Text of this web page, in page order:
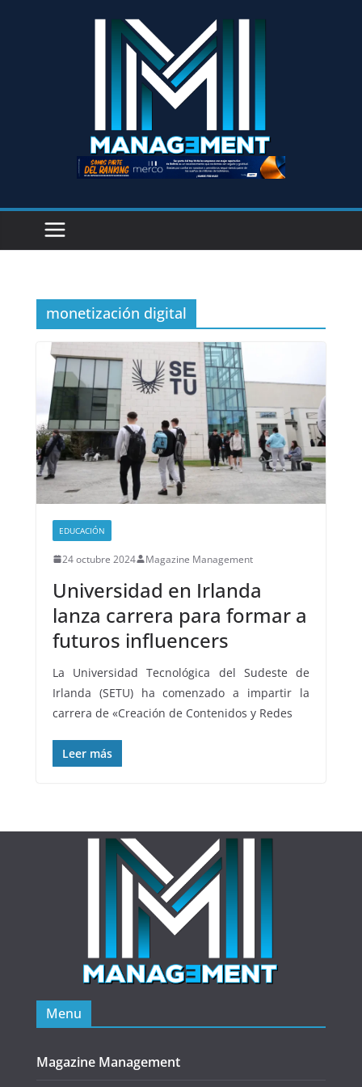
monetización digital
EDUCACIÓN
24 octubre 2024 Magazine Management
Universidad en Irlanda
lanza carrera para formar a
futuros influencers
La Universidad Tecnológica del Sudeste de
Irlanda (SETU) ha comenzado a impartir la
carrera de «Creación de Contenidos y Redes
Leer más
Menu
Magazine Management